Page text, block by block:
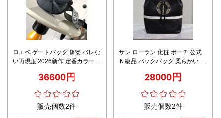
ロエベ ゲートバッグ 偽物 バレな
い再現度 2026新作 定番カラー
ル 高品質仕上げ 安心サイト 追跡
36600円
販売個数2件
サン ローラン 化粧 ポーチ 公式
Ｎ級品 バックバッグ 柔らかい 青
28000円
販売個数2件